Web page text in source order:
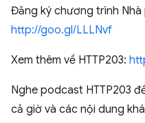
Đăng ký chương trình
http://goo.gl/LLLNvf
Xem thêm về HTTP203:
Nghe podcast HTTP203
cả giờ và các nội dung